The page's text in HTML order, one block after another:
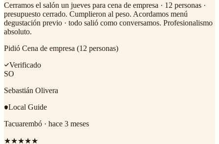
Cerramos el salón un jueves para cena de empresa · 12 personas ·
presupuesto cerrado. Cumplieron al peso. Acordamos menú
degustación previo · todo salió como conversamos. Profesionalismo
absoluto.
Pidió Cena de empresa (12 personas)
Verificado
SO
Sebastián Olivera
Local Guide
Tacuarembó · hace 3 meses
★★★★★